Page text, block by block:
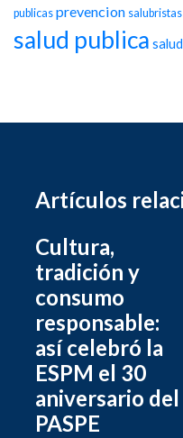
publicas prevencion salubristas
salud publica
Artículos
Cultura,
tradición y
consumo
responsable:
así celebró la
ESPM el 30
aniversario del
PASPE